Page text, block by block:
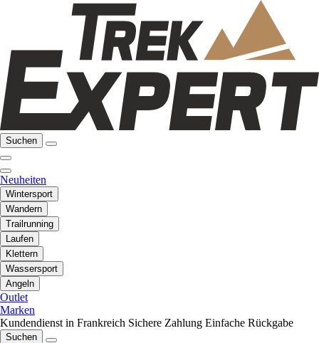
Suchen
Neuheiten
Wintersport
Wandern
Trailrunning
Laufen
Klettern
Wassersport
Angeln
Outlet
Marken
Kundendienst in Frankreich Sichere Zahlung Einfache Rückgabe
Suchen